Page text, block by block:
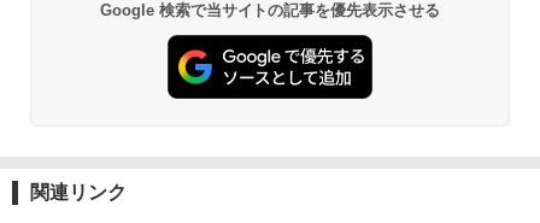
物理実験モデル楽器電磁気教材を教える
ダルトンボード/ゴルトンボード物理学、
Google 検索で当サイトの記事を優先表示させる
関連リンク